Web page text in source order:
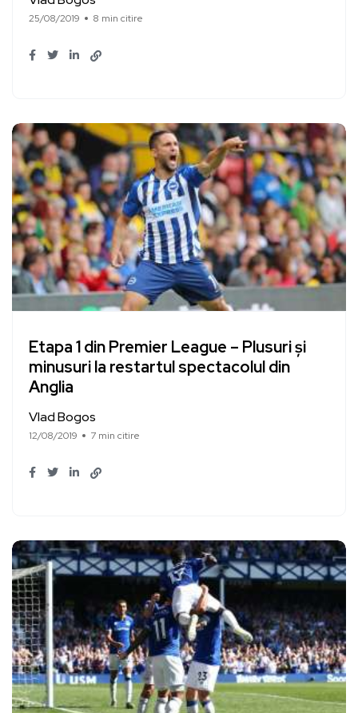
25/08/2019 8 min citire
Etapa 1 din Premier League – Plusuri și
minusuri la restartul spectacolul din
Anglia
Vlad Bogos
12/08/2019 7 min citire